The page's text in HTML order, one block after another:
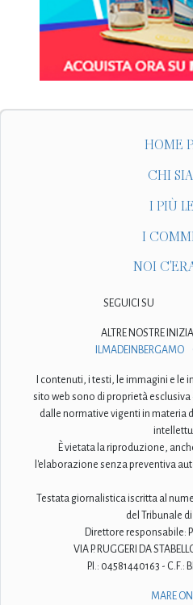
HOME
CHI
I PIÙ
I
NOI
SEGUICI SU
ALTRE NOSTRE
ILMADEINBERGAMO
I contenuti, i testi, le immagini e
sito web sono di proprietà
dalle normative vigenti in materia
È vietata la riproduzione,
l'elaborazione senza preventiva
Testata giornalistica iscritta al
del Tribunale
Direttore responsabile:
VIA P. RUGGERI DA
P.I.: 04581440163 - C.F.:
MARE